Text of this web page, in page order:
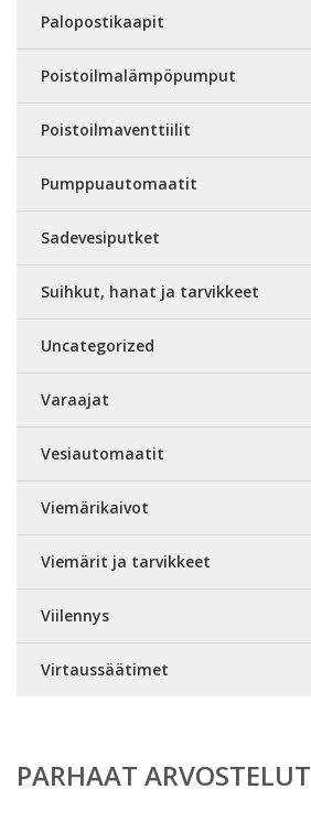
Palopostikaapit
Poistoilmalämpöpumput
Poistoilmaventtiilit
Pumppuautomaatit
Sadevesiputket
Suihkut, hanat ja tarvikkeet
Uncategorized
Varaajat
Vesiautomaatit
Viemärikaivot
Viemärit ja tarvikkeet
Viilennys
Virtaussäätimet
PARHAAT ARVOSTELUT